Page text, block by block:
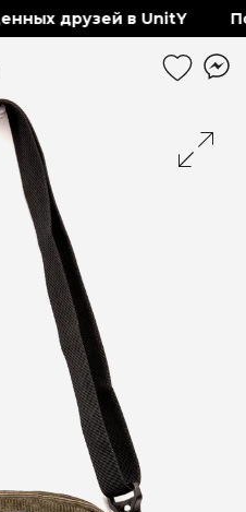
друзей в UnitY